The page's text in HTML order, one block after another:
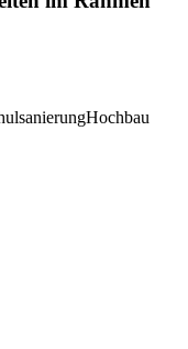
Hochbau